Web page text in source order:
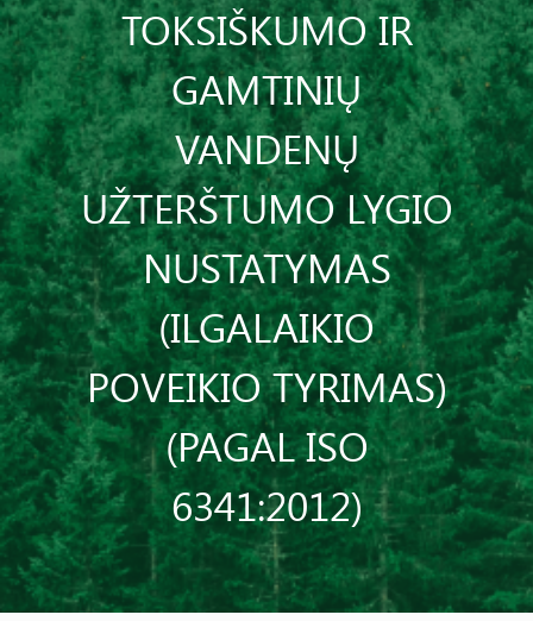
TOKSIŠKUMO IR
GAMTINIŲ
VANDENŲ
UŽTERŠTUMO LYGIO
NUSTATYMAS
(ILGALAIKIO
POVEIKIO TYRIMAS)
(PAGAL ISO
6341:2012)